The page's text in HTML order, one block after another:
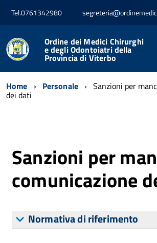
Tel.0761342980
Ordine dei Medici Chirurghi
e degli Odontoiatri della
Provincia di Viterbo
Home Personale Sanzioni per
dei dati
Sanzioni per
comunicazione
Normativa di riferimento